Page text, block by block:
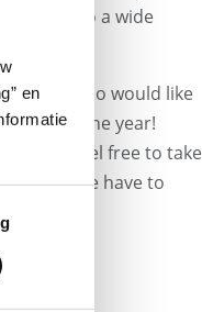
en
into a wide
people who would like
day of the year!
job - feel free to take
we have to